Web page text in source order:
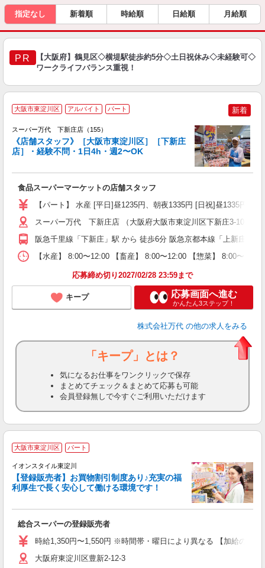
指定なし 新着順 時給順 日給順 月給順
PR
【大阪府】鶴見区◇横堤駅徒歩約5分◇土日祝休み◇未経験可◇
ワークライフバランス重視！
大阪市東淀川区 アルバイト パート 新着
スーパー万代 下新庄店（155）
《店舗スタッフ》［大阪市東淀川区］［下新庄
店］・経験不問・1日4h・週2〜OK
食品スーパーマーケットの店舗スタッフ
【パート】 水産 [平日]昼1235円、朝夜1335円 [日祝]昼1335円、
スーパー万代 下新庄店 （大阪府大阪市東淀川区下新庄3-10-22）
阪急千里線「下新庄」駅 から 徒歩6分 阪急京都本線「上新庄」
【水産】 8:00〜12:00 【畜産】 8:00〜12:00 【惣菜】 8:00〜
応募締め切り2027/02/28 23:59まで
キープ 応募画面へ進む
かんたん3ステップ！
株式会社万代 の他の求人をみる
「キープ」とは？
気になるお仕事をワンクリックで保存
まとめてチェック＆まとめて応募も可能
会員登録無しで今すぐご利用いただけます
大阪市東淀川区 パート
イオンスタイル東淀川
【登録販売者】お買物割引制度あり♪充実の福
利厚生で長く安心して働ける環境です！
総合スーパーの登録販売者
時給1,350円〜1,550円 ※時間帯・曜日により異なる 【加給の詳
大阪府東淀川区豊新2-12-3